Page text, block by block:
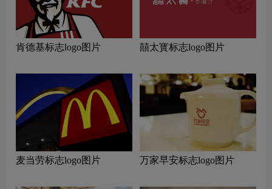
肯德基标志logo图片 囍太寳标志logo图片
麦当劳标志logo图片 万家早安标志logo图片